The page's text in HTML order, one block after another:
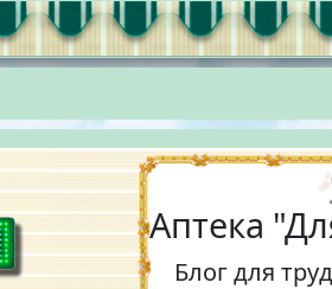
Аптека
Блог для